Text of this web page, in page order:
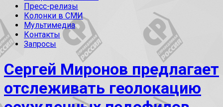
Пресс-релизы
Колонки в СМИ
Мультимедиа
Контакты
Запросы
Сергей Миронов предлагает
отслеживать геолокацию